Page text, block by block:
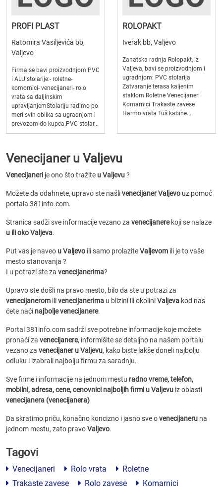
PROFI PLAST
Ratomira Vasiljevića bb,
Valjevo
Firma se bavi proizvodnjom PVC
i ALU stolarije:- roletne-
komornici- venecijaneri- rolo
vrata sa daljinskim
upravljanjemStolariju radimo po
meri svih oblika sa ugradnjom i
prevozom do kupca.PVC stolar...
ROLOPAKT
Iverak bb, Valjevo
Zanatska radnja Rolopakt, iz
Valjeva, bavi se proizvodnjom i
ugradnjom: PVC stolarija
Zatvaranje terasa kaljenim
staklom Roletne Venecijaneri
Komarnici Trakaste zavese
Harmo vrata Tuš kabine...
Venecijaner u Valjevu
Venecijaneri je ono što tražite u Valjevu?
Možete da odahnete, upravo ste našlivenecijaner Valjevo uz pomoć
portala 381info.com.
Stranica sadži sve informacije vezano za venecijanerekoji se nalaze
u ili oko Valjeva.
Put vas je naveo u Valjevo ili samo prolaziteValjevom ili je to vaše
mesto stanovanja ?
I u potrazi ste za venecijanerima?
Upravo ste došli na pravo mesto, bilo da ste u potrazi za
venecijanerom ilivenecijanerima u blizini ili okoliniValjeva kod nas
ćete naći najbolje venecijanere.
Portal 381info.com sadrži sve potrebne informacije koje možete
pronaći za venecijanere, informišite se detaljno na našem portalu
vezano za venecijaner u Valjevu, kako biste lakše doneli najbolju
odluku i izabrali najbolju firmu za saradnju.
Sve firme i informacije na jednom mestu radno vreme, telefon,
mobilni, adresa, cene, cenovnici najboljih firmi u Valjevu iz oblasti
venecijanera (venecijanera)
Da skratimo priču, konačno koncizno i jasno sve ovenecijaneru na
jednom mestu, zato pravoValjevo.
Tagovi
Venecijaneri Rolo vrata
Roletne
Trakaste zavese
Rolo zavese
Komarnici